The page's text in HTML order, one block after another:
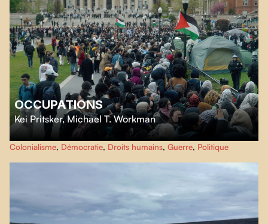
OCCUPATIONS
Kei Pritsker,Michael T. Workman
Ce film retrace l’occupation organisée à l'université Columbia, en solidarité
avec Gaza, et la mobilisation étudiante nationale qu'elle a déclenchée.
Colonialisme, Démocratie, Droits humains, Guerre, Politique